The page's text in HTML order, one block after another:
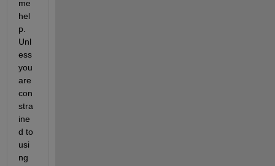
me
hel
p.
Unl
ess
you
are
con
stra
ine
d to
usi
ng